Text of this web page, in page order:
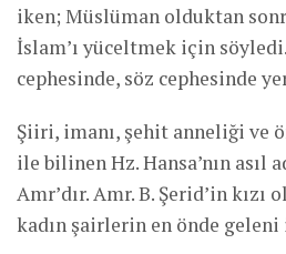
iken; Müslüman olduktan
İslam’ı yüceltmek için
cephesinde, söz cephesinde
Şiiri, imanı, şehit anneliği ve
ile bilinen Hz. Hansa’nın asıl
Amr’dır. Amr. B. Şerid’in kızı
kadın şairlerin en önde geleni